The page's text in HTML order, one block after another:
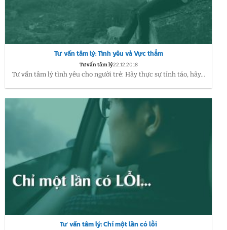
Tư vấn tâm lý: Tình yêu và Vực thẳm
Tư vấn tâm lý22.12.2018
Tư vấn tâm lý tình yêu cho người trẻ: Hãy thực sự tỉnh táo, hãy...
Tư vấn tâm lý: Chỉ một lần có lỗi